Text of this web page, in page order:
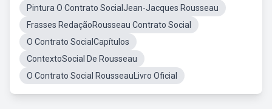
Pintura O Contrato SocialJean-Jacques Rousseau
Frasses RedaçãoRousseau Contrato Social
O Contrato SocialCapítulos
ContextoSocial De Rousseau
O Contrato Social RousseauLivro Oficial